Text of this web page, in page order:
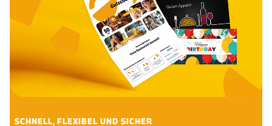
SCHNELL, FLEXIBEL UND SICHER